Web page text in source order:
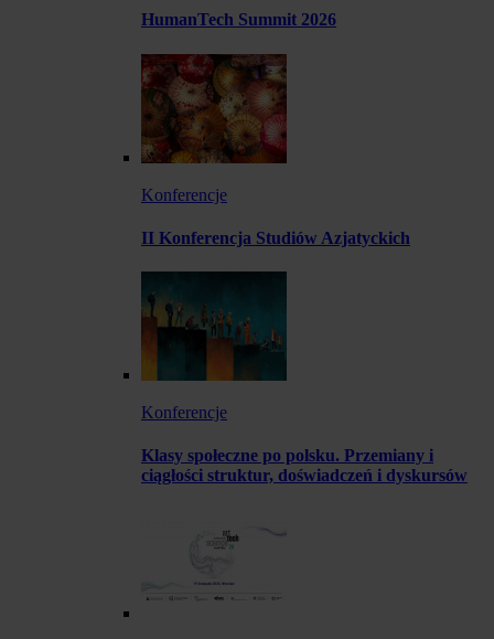
HumanTech Summit 2026
Konferencje
II Konferencja Studiów Azjatyckich
Konferencje
Klasy społeczne po polsku. Przemiany i
ciągłości struktur, doświadczeń i dyskursów